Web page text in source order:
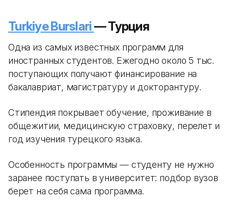
Turkiye Burslari— Турция
Одна из самых известных программ для
иностранных студентов. Ежегодно около 5 тыс.
поступающих получают финансирование на
бакалавриат, магистратуру и докторантуру.
Стипендия покрывает обучение, проживание в
общежитии, медицинскую страховку, перелет и
год изучения турецкого языка.
Особенность программы — студенту не нужно
заранее поступать в университет: подбор вузов
берет на себя сама программа.